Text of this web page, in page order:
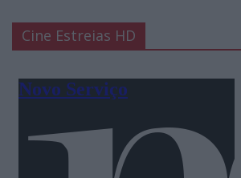
Cine Estreias HD